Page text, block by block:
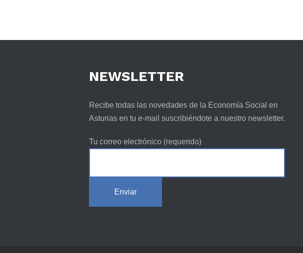
NEWSLETTER
Recibe todas las novedades de la Economía Social en
Asturias en tu e-mail suscribiéndote a nuestro newsletter.
Tu correo electrónico (requerido)